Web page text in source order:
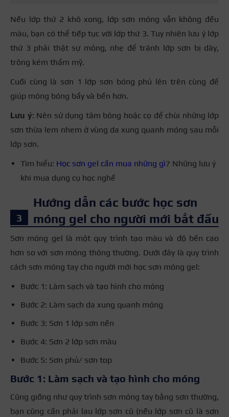
Nếu lớp thứ 2 khô xong, lớp sơn móng vẫn không đều
màu, bạn có thể tiếp tục với lớp thứ 3. Tuy nhiên lưu ý lớp
thứ 3 phải thật sự mỏng, nhẹ để tránh lớp sơn bị dày,
trông kém thẩm mỹ.
Cuối cùng là sơn 1 lớp sơn bóng phủ lên trên cùng để
giúp móng bóng bẩy và bền hơn.
Lưu ý: Nên sử dụng tăm bông hoặc cọ để chùi những lớp
sơn thừa lem nhem ở vùng da xung quanh móng sau mỗi
lớp sơn.
Tìm hiểu: Học sơn gel cần mua những gì? Những lưu ý
khi mua dụng cụ học nghề
Hướng dẫn các bước học sơn
móng gel cho người mới bắt đầu
Sơn móng gel là một quy trình tạo màu và độ bền cao
hơn so với sơn móng thông thường. Dưới đây là quy trình
cách sơn móng tay cho người mới học sơn móng gel:
Bước 1: Làm sạch và tạo hình cho móng
Bước 2: Làm sạch da xung quanh móng
Bước 3: Sơn 1 lớp sơn nền
Bước 4: Sơn 2 lớp sơn màu
Bước 5: Sơn phủ/ sơn top
Bước 1: Làm sạch và tạo hình cho móng
Cũng giống như quy trình sơn móng tay bằng sơn thường,
bạn cũng cần phải lau lớp sơn cũ (nếu lớp sơn cũ là sơn